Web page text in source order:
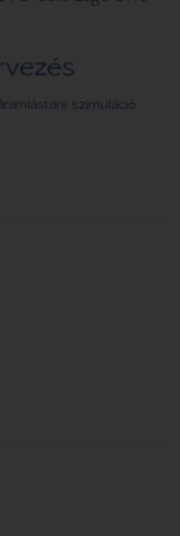
szimuláció